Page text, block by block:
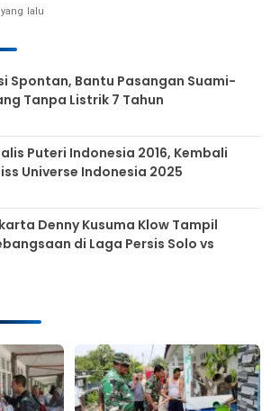
lalu
Spontan, Bantu Pasangan Suami-
Tanpa Listrik 7 Tahun
Puteri Indonesia 2016, Kembali
Universe Indonesia 2025
Denny Kusuma Klow Tampil
di Laga Persis Solo vs